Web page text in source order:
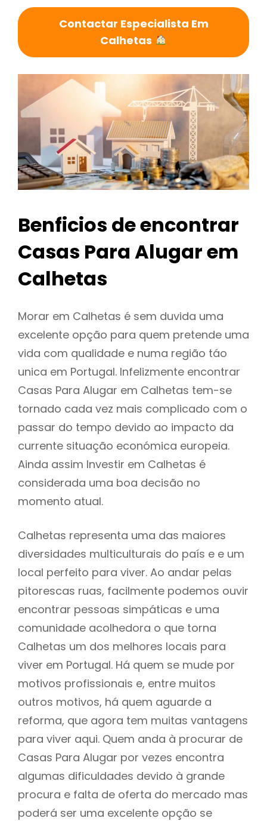
Contactar Especialista Em
Calhetas
Benficios de encontrar
Casas Para Alugar em
Calhetas
Morar em Calhetas é sem duvida uma
excelente opção para quem pretende uma
vida com qualidade e numa região táo
unica em Portugal. Infelizmente encontrar
Casas Para Alugar em Calhetas tem-se
tornado cada vez mais complicado com o
passar do tempo devido ao impacto da
currente situação económica europeia.
Ainda assim Investir em Calhetas é
considerada uma boa decisão no
momento atual.
Calhetas representa uma das maiores
diversidades multiculturais do país e e um
local perfeito para viver. Ao andar pelas
pitorescas ruas, facilmente podemos ouvir
encontrar pessoas simpáticas e uma
comunidade acolhedora o que torna
Calhetas um dos melhores locais para
viver em Portugal. Há quem se mude por
motivos profissionais e, entre muitos
outros motivos, há quem aguarde a
reforma, que agora tem muitas vantagens
para viver aqui. Quem anda à procurar de
Casas Para Alugar por vezes encontra
algumas dificuldades devido à grande
procura e falta de oferta do mercado mas
poderá ser uma excelente opção se